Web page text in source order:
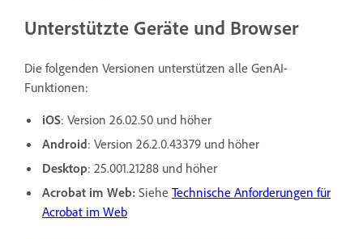
Unterstützte Geräte und Browser
Die folgenden Versionen unterstützen alle GenAI-
Funktionen:
iOS: Version 26.02.50 und höher
Android: Version 26.2.0.43379 und höher
Desktop: 25.001.21288 und höher
Acrobat im Web: Siehe Technische Anforderungen für
Acrobat im Web